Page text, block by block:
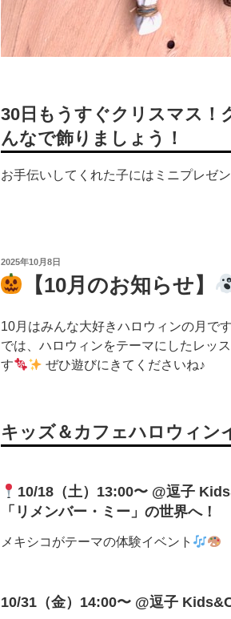
30日もうすぐクリスマス！
んなで飾りましょう！
お手伝いしてくれた子にはミニプレゼ
投
稿
日:
2025年10月8日
【10月のお知らせ】
10月はみんな大好きハロウィンの月で
では、ハロウィンをテーマにしたレッ
す
ぜひ遊びにきてくださいね♪
キッズ＆カフェハロウィン
10/18（土）13:00〜 @逗子
「リメンバー・ミー」の世界へ！
メキシコがテーマの体験イベント
10/31（金）14:00〜 @逗子